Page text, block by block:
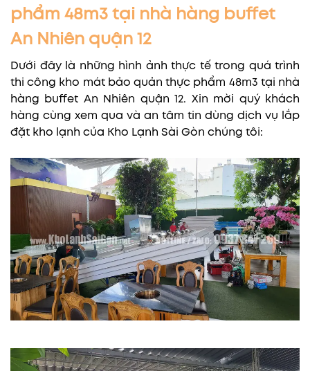
phẩm 48m3 tại nhà hàng buffet
An Nhiên quận 12
Dưới đây là những hình ảnh thực tế trong quá trình
thi công kho mát bảo quản thực phẩm 48m3 tại nhà
hàng buffet An Nhiên quận 12. Xin mời quý khách
hàng cùng xem qua và an tâm tin dùng dịch vụ lắp
đặt kho lạnh của Kho Lạnh Sài Gòn chúng tôi: